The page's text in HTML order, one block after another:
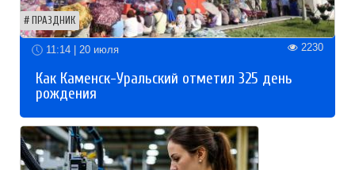
ПРАЗДНИК
11:14 | 20 июля 2230
Как Каменск-Уральский отметил 325 день
рождения